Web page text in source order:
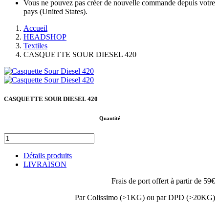
Vous ne pouvez pas créer de nouvelle commande depuis votre
pays (United States).
Accueil
HEADSHOP
Textiles
CASQUETTE SOUR DIESEL 420
CASQUETTE SOUR DIESEL 420
Quantité
Détails produits
LIVRAISON
Frais de port offert à partir de 59€
Par Colissimo (>1KG) ou par DPD (>20KG)